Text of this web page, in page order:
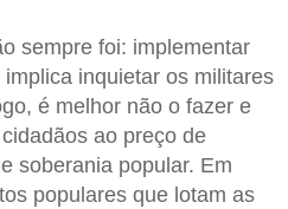
sempre foi: implementar
inquietar os militares
é melhor não o fazer e
ao preço de
soberania popular. Em
populares que lotam as